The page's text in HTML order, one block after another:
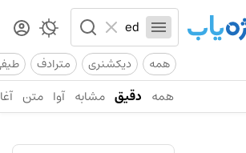
همه دیکشنری مترادف
همه دقیق مشابه آوا متن